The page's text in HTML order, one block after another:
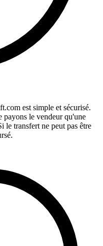
est simple et sécurisé.
payons le vendeur qu'une
le transfert ne peut pas être